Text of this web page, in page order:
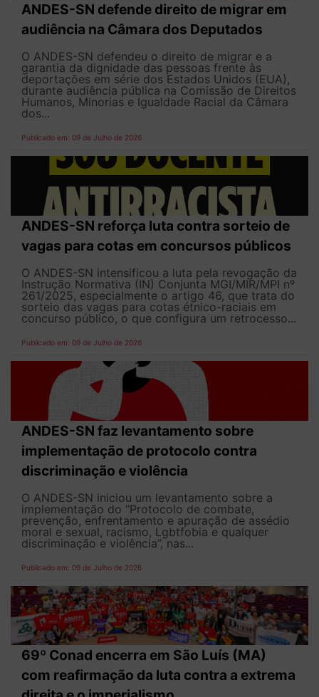
ANDES-SN defende direito de migrar em
audiência na Câmara dos Deputados
O ANDES-SN defendeu o direito de migrar e a
garantia da dignidade das pessoas frente às
deportações em série dos Estados Unidos (EUA),
durante audiência pública na Comissão de Direitos
Humanos, Minorias e Igualdade Racial da Câmara
dos...
Publicado em: 09 de Julho de 2026
ANDES-SN reforça luta contra sorteio de
vagas para cotas em concursos públicos
O ANDES-SN intensificou a luta pela revogação da
Instrução Normativa (IN) Conjunta MGI/MIR/MPI nº
261/2025, especialmente o artigo 46, que trata do
sorteio das vagas para cotas étnico-raciais em
concurso público, o que configura um retrocesso...
Publicado em: 09 de Julho de 2026
ANDES-SN faz levantamento sobre
implementação de protocolo contra
discriminação e violência
O ANDES-SN iniciou um levantamento sobre a
implementação do “Protocolo de combate,
prevenção, enfrentamento e apuração de assédio
moral e sexual, racismo, Lgbtfobia e qualquer
discriminação e violência”, nas...
Publicado em: 09 de Julho de 2026
69º Conad encerra em São Luís (MA)
com reafirmação da luta contra a extrema